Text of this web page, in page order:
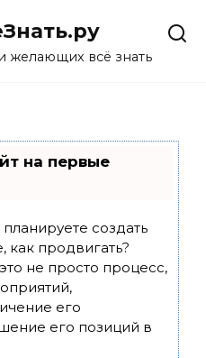
желающих всё знать
на первые
создать
как продвигать?
не просто процесс,
его
его позиций в